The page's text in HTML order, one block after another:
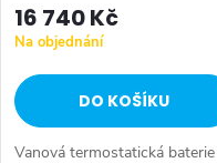
16 740 Kč
Na objednání
DO KOŠÍKU
Vanová termostatická baterie